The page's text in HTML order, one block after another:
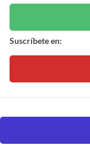
Suscríbete en: